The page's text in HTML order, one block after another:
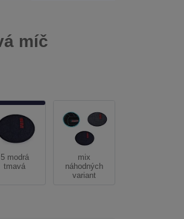
míč
5 modrá
tmavá
mix
náhodných
variant